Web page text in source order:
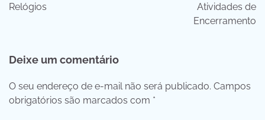
Post
Relógios
Atividades de
Encerramento
Deixe um comentário
O seu endereço de e-mail não será publicado. Campos
obrigatórios são marcados com *